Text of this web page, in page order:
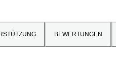
BEWERTUNGEN